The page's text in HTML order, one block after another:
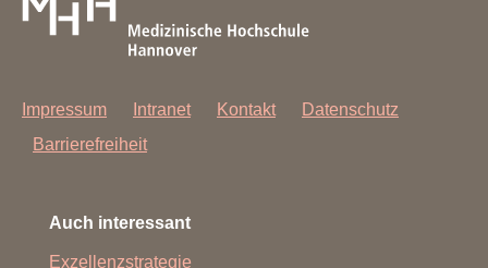
Impressum Intranet Kontakt
Datenschutz
Barrierefreiheit
Auch interessant
Exzellenzstrategie